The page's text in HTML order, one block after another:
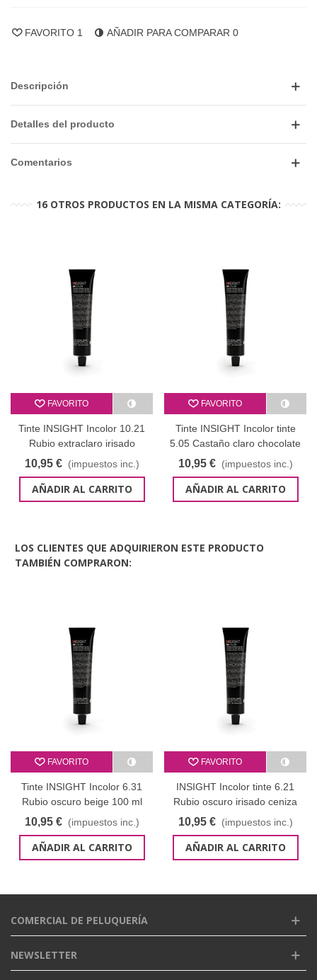
FAVORITO 1 AÑADIR PARA COMPARAR 0
Descripción
Detalles del producto
Comentarios
16 OTROS PRODUCTOS EN LA MISMA CATEGORÍA:
FAVORITO
Tinte INSIGHT Incolor 10.21
Rubio extraclaro irisado
ceniza 100 ml
10,95 € (impuestos inc.)
AÑADIR AL CARRITO
FAVORITO
Tinte INSIGHT Incolor tinte
5.05 Castaño claro chocolate
100 ml
10,95 € (impuestos inc.)
AÑADIR AL CARRITO
LOS CLIENTES QUE ADQUIRIERON ESTE PRODUCTO
TAMBIÉN COMPRARON:
FAVORITO
Tinte INSIGHT Incolor 6.31
Rubio oscuro beige 100 ml
10,95 € (impuestos inc.)
AÑADIR AL CARRITO
FAVORITO
INSIGHT Incolor tinte 6.21
Rubio oscuro irisado ceniza
100 ml
10,95 € (impuestos inc.)
AÑADIR AL CARRITO
COMERCIAL DE PELUQUERÍA
NEWSLETTER